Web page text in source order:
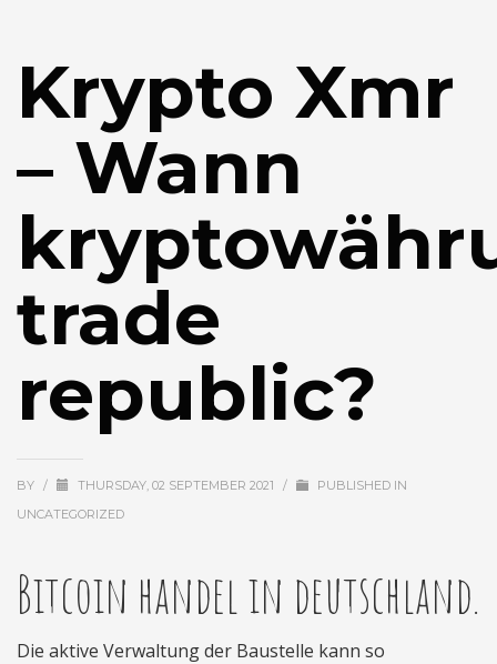
Krypto Xmr
– Wann
trade
republic?
BY / THURSDAY, 02 SEPTEMBER 2021 /
PUBLISHED IN
UNCATEGORIZED
Bitcoin handel in deutschland.
Die aktive Verwaltung der Baustelle kann so